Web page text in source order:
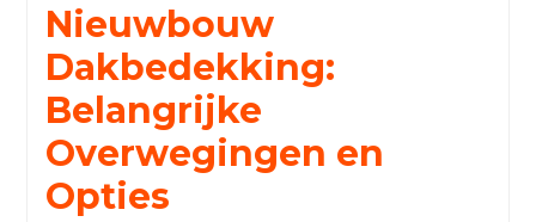
Nieuwbouw
Dakbedekking:
Belangrijke
Overwegingen en
Opties